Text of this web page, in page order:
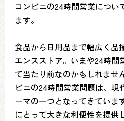
コンビニの24時間営業につい
ます。
食品から日用品まで幅広く品
エンスストア。いまや24時間
て当たり前なのかもしれませ
ビニの24時間営業問題は、現
ーマの一つとなってきていま
にとって大きな利便性を提供